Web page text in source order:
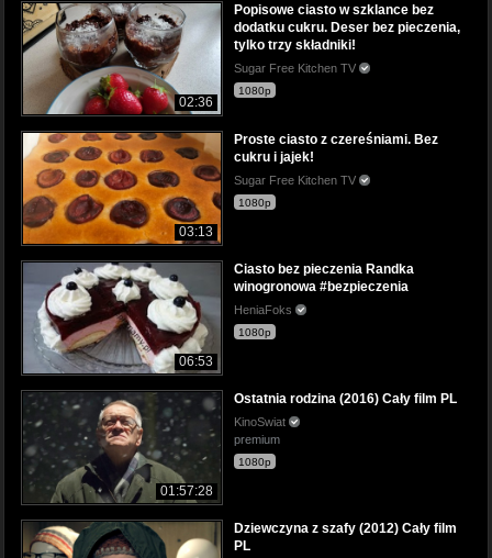
02:36
Popisowe ciasto w szklance bez
dodatku cukru. Deser bez pieczenia,
tylko trzy składniki!
Sugar Free Kitchen TV
1080p
03:13
Proste ciasto z czereśniami. Bez
cukru i jajek!
Sugar Free Kitchen TV
1080p
06:53
Ciasto bez pieczenia Randka
winogronowa #bezpieczenia
HeniaFoks
1080p
01:57:28
Ostatnia rodzina (2016) Cały film PL
KinoSwiat
premium
1080p
Dziewczyna z szafy (2012) Cały film
PL